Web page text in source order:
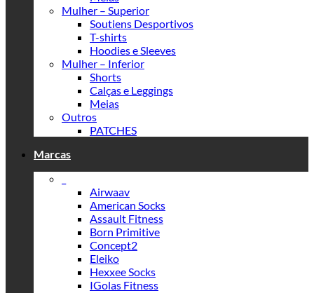
Mulher – Superior
Soutiens Desportivos
T-shirts
Hoodies e Sleeves
Mulher – Inferior
Shorts
Calças e Leggings
Meias
Outros
PATCHES
Marcas
Airwaav
American Socks
Assault Fitness
Born Primitive
Concept2
Eleiko
Hexxee Socks
IGolas Fitness